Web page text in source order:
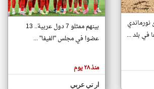
تغيير الدولة
اخبار جزر القمر على مدار الساعة
أهم اخبار جزر القمر العاجلة والمباشرة
في بلد ...
بينهم ممثلو 7 دول عربية.. 13
عضوا في مجلس "الفيفا" ...
منذ ٢٨ يوم
ار تي عربي
klyoum.com